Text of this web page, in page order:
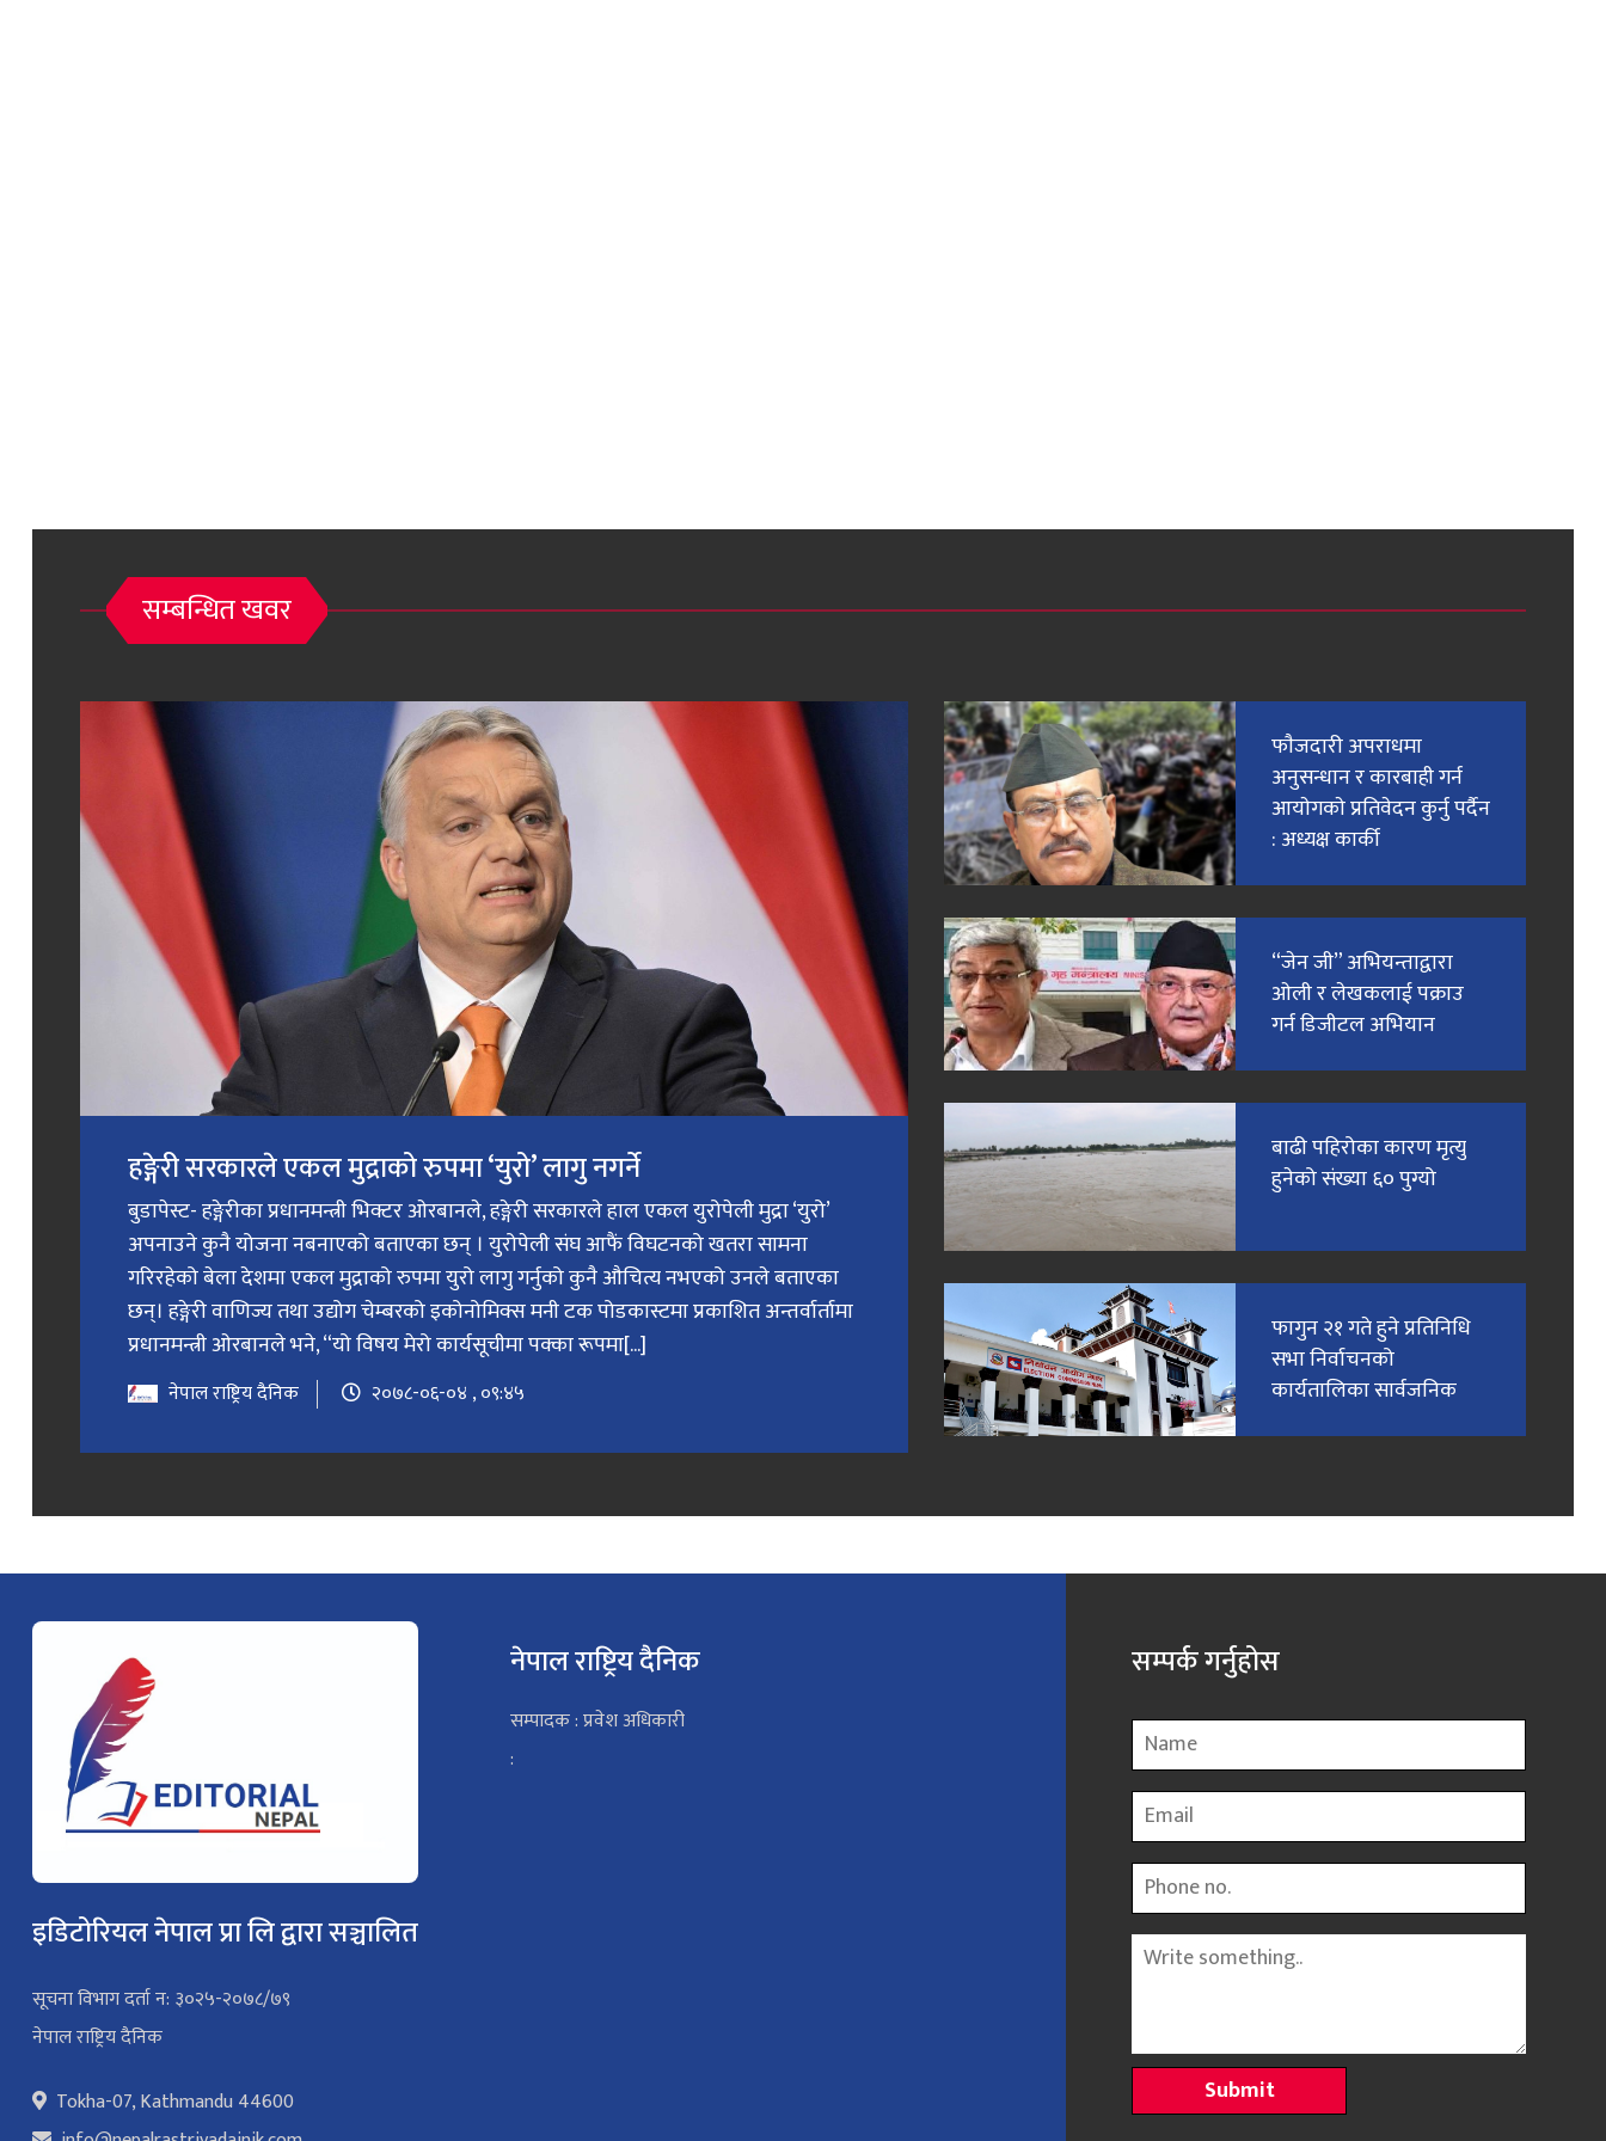
सम्बन्धित खवर
हङ्गेरी सरकारले एकल मुद्राको रुपमा ‘युरो’ लागु नगर्ने
बुडापेस्ट- हङ्गेरीका प्रधानमन्त्री भिक्टर ओरबानले, हङ्गेरी सरकारले हाल एकल युरोपेली मुद्रा ‘युरो’
अपनाउने कुनै योजना नबनाएको बताएका छन् । युरोपेली संघ आफैं विघटनको खतरा सामना
गरिरहेको बेला देशमा एकल मुद्राको रुपमा युरो लागु गर्नुको कुनै औचित्य नभएको उनले बताएका
छन्। हङ्गेरी वाणिज्य तथा उद्योग चेम्बरको इकोनोमिक्स मनी टक पोडकास्टमा प्रकाशित अन्तर्वार्तामा
प्रधानमन्त्री ओरबानले भने, “यो विषय मेरो कार्यसूचीमा पक्का रूपमा[...]
नेपाल राष्ट्रिय दैनिक २०७८-०६-०४ , ०९:४५
फाैजदारी अपराधमा
अनुसन्धान र कारबाही गर्न
आयाेगकाे प्रतिवेदन कुर्नु पर्दैन
: अध्यक्ष कार्की
“जेन जी” अभियन्ताद्वारा
ओली र लेखकलाई पक्राउ
गर्न डिजीटल अभियान
बाढी पहिरोका कारण मृत्यु
हुनेको संख्या ६० पुग्यो
फागुन २१ गते हुने प्रतिनिधि
सभा निर्वाचनको
कार्यतालिका सार्वजनिक
इडिटोरियल नेपाल प्रा लि द्वारा सञ्चालित
सूचना विभाग दर्ता न: ३०२५-२०७८/७९
नेपाल राष्ट्रिय दैनिक
Tokha-07, Kathmandu 44600
नेपाल राष्ट्रिय दैनिक
सम्पादक : प्रवेश अधिकारी
:
सम्पर्क गर्नुहोस
Name
Email
Phone
Message